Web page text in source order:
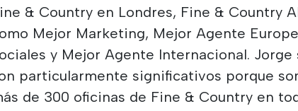
& Country en Londres, Fine & Country
Mejor Marketing, Mejor Agente
y Mejor Agente Internacional. Jorge
particularmente significativos porque
de 300 oficinas de Fine & Country en